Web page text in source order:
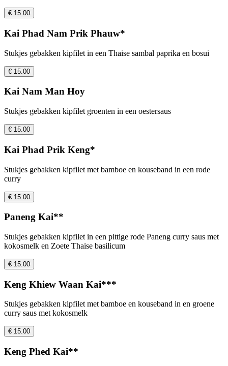
€ 15.00
Kai Phad Nam Prik Phauw*
Stukjes gebakken kipfilet in een Thaise sambal paprika en bosui
€ 15.00
Kai Nam Man Hoy
Stukjes gebakken kipfilet groenten in een oestersaus
€ 15.00
Kai Phad Prik Keng*
Stukjes gebakken kipfilet met bamboe en kouseband in een rode
curry
€ 15.00
Paneng Kai**
Stukjes gebakken kipfilet in een pittige rode Paneng curry saus met
kokosmelk en Zoete Thaise basilicum
€ 15.00
Keng Khiew Waan Kai***
Stukjes gebakken kipfilet met bamboe en kouseband in en groene
curry saus met kokosmelk
€ 15.00
Keng Phed Kai**